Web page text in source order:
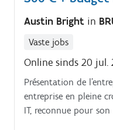
Austin Bright in
Vaste jobs
Online sinds 20 jul.
Présentation de
entreprise en pleine
IT, reconnue pour